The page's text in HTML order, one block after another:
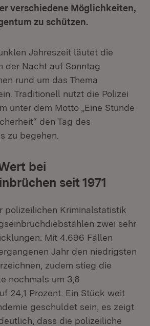
verschiedene Möglichkeiten,
zu schützen.
Jahreszeit läutet die
der Nacht auf Sonntag
rund um das Thema
Traditionell nutzt die Polizei
unter dem Motto „Eine Stunde
den Tag des
zu begehen.
bei
seit 1971
polizeilichen Kriminalstatistik
zwei sehr
Mit 4.696 Fällen
Jahr den niedrigsten
zudem stieg die
nochmals um 3,6
24,1 Prozent. Ein Stück weit
geschuldet sein, es zeigt
dass die polizeiliche